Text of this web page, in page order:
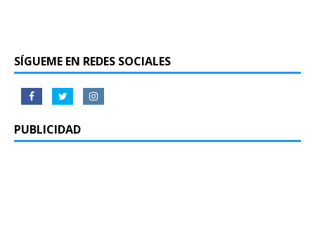
SÍGUEME EN REDES SOCIALES
PUBLICIDAD